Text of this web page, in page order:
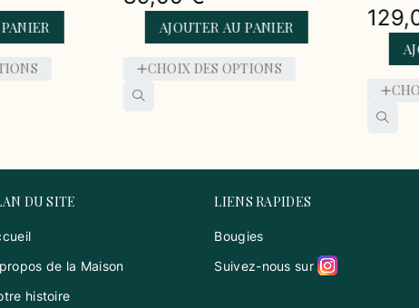
AJOUTER AU PANIER
CHOIX DES OPTIONS
129,00 €
AJOUTER AU
CHOIX DES
DU SITE
de la Maison
histoire
LIENS RAPIDES
Bougies
Suivez-nous sur